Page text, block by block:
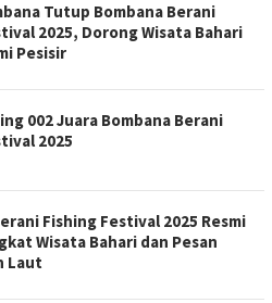
Tutup Bombana Berani
2025, Dorong Wisata Bahari
Pesisir
002 Juara Bombana Berani
2025
Fishing Festival 2025 Resmi
Wisata Bahari dan Pesan
Laut